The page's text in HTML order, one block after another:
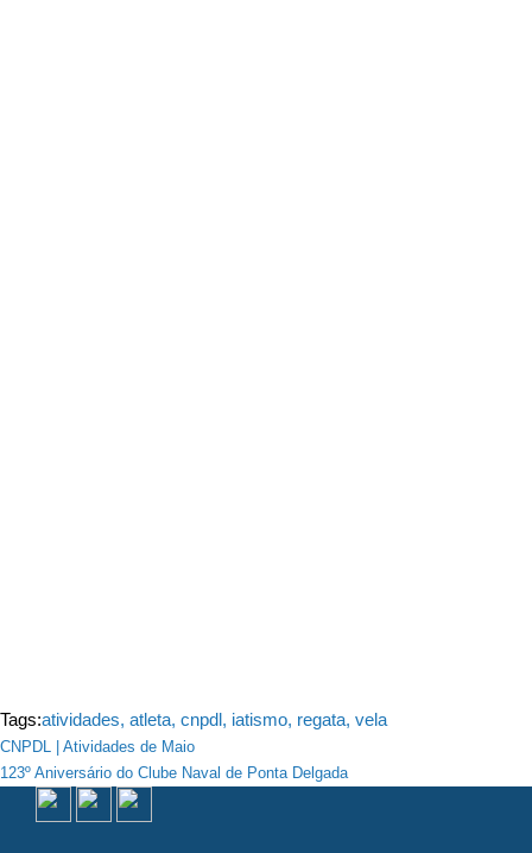
Tags:atividades, atleta, cnpdl, iatismo, regata, vela
Navegação
de
artigos
CNPDL | Atividades de Maio
123º Aniversário do Clube Naval de Ponta Delgada